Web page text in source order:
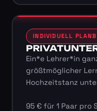
INDIVIDUELL
Ein*e Lehrer*in
größtmöglicher
Hochzeitstanz
95 € für 1 Paar pro